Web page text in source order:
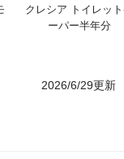
クレシア トイレッ
ーパー半年分
2026/6/29更新